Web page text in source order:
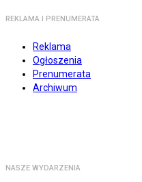
REKLAMA I PRENUMERATA
Reklama
Ogłoszenia
Prenumerata
Archiwum
NASZE WYDARZENIA